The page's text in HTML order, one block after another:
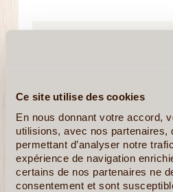
Ce site utilise des cookies
En nous donnant votre accord,
utilisions, avec nos partenaires,
permettant d’analyser notre
expérience de navigation
certains de nos partenaires ne
consentement et sont
Capitale
Taipei
Principales Villes
Kaohsiung - Taichung- Tainan
Taoyuan